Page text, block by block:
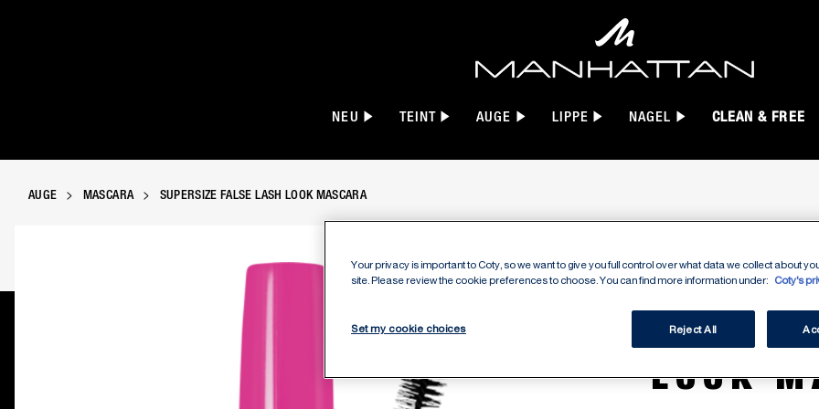
NEU TEINT AUGE LIPPE NAGEL CLEAN & FREE
AUGE MASCARA SUPERSIZE FALSE LASH LOOK MASCARA
LOOK
Your privacy is important to Coty, so we want to give you full control over what data we collect about
site. Please review the cookie preferences to choose. You can find more information under:
Coty's
Set my cookie choices Reject All